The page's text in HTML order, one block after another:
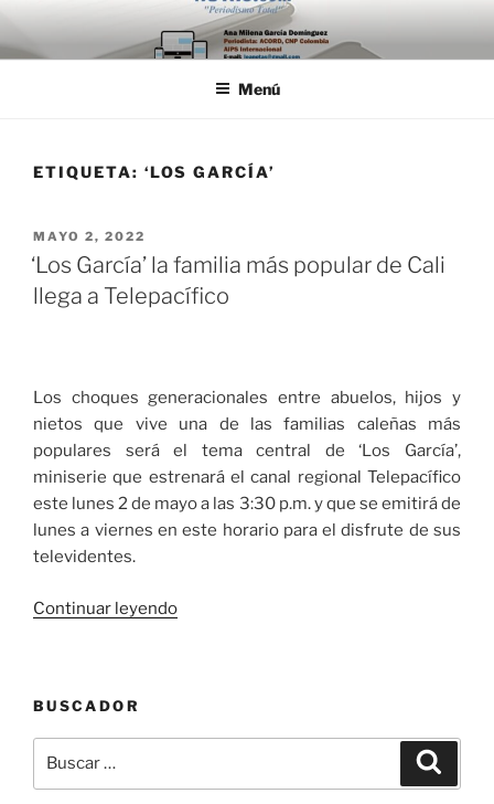
Saltar
al
contenido
Menú
ETIQUETA: ‘LOS GARCÍA’
PUBLICADO
EL
MAYO 2, 2022
‘Los García’ la familia más popular de Cali
llega a Telepacífico
Los choques generacionales entre abuelos, hijos y
nietos que vive una de las familias caleñas más
populares será el tema central de ‘Los García’,
miniserie que estrenará el canal regional Telepacífico
este lunes 2 de mayo a las 3:30 p.m. y que se emitirá de
lunes a viernes en este horario para el disfrute de sus
televidentes.
Continuar leyendo«‘Los
popular
Cali
BUSCADOR
por: